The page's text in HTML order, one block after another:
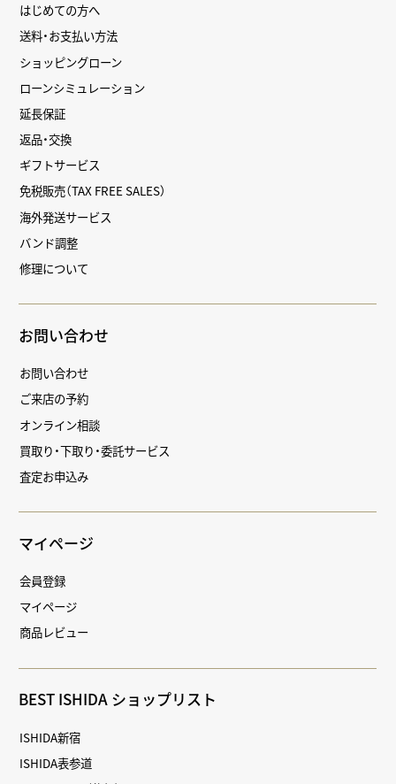
はじめての方へ
送料・お支払い方法
ショッピングローン
ローンシミュレーション
延長保証
返品・交換
ギフトサービス
免税販売（TAX FREE SALES）
海外発送サービス
バンド調整
修理について
お問い合わせ
お問い合わせ
ご来店の予約
オンライン相談
買取り・下取り・委託サービス
査定お申込み
マイページ
会員登録
マイページ
商品レビュー
BEST ISHIDA ショップリスト
ISHIDA新宿
ISHIDA表参道